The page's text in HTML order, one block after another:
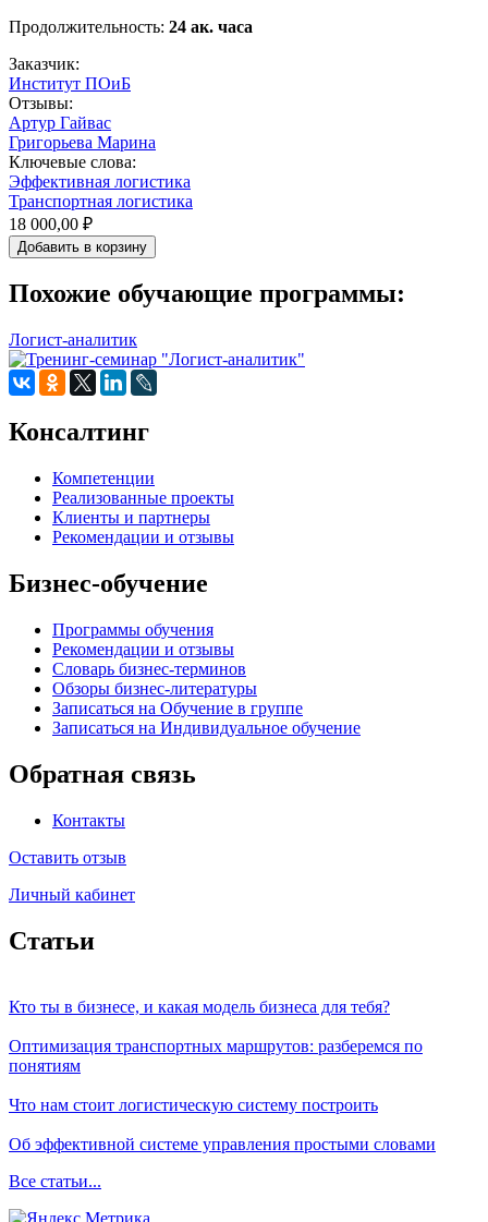
Продолжительность: 24 ак. часа
Заказчик:
Институт ПОиБ
Отзывы:
Артур Гайвас
Григорьева Марина
Ключевые слова:
Эффективная логистика
Транспортная логистика
18 000,00 ₽
Похожие обучающие программы:
Логист-аналитик
Консалтинг
Компетенции
Реализованные проекты
Клиенты и партнеры
Рекомендации и отзывы
Бизнес-обучение
Программы обучения
Рекомендации и отзывы
Словарь бизнес-терминов
Обзоры бизнес-литературы
Записаться на Обучение в группе
Записаться на Индивидуальное обучение
Обратная связь
Контакты
Оставить отзыв
Личный кабинет
Статьи
Кто ты в бизнесе, и какая модель бизнеса для тебя?
Оптимизация транспортных маршрутов: разберемся по
понятиям
Что нам стоит логистическую систему построить
Об эффективной системе управления простыми словами
Все статьи...